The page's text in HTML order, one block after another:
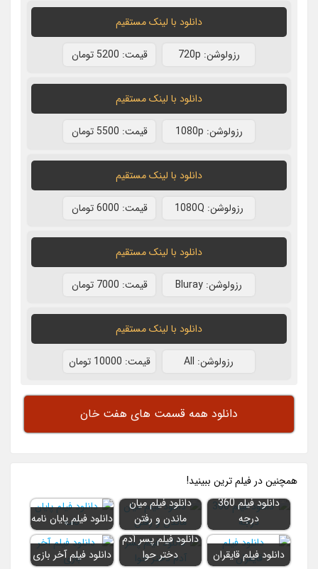
دانلود با لينک مستقيم
رزولوشن: 720p قيمت: 5200 تومان
دانلود با لينک مستقيم
رزولوشن: 1080p قيمت: 5500 تومان
دانلود با لينک مستقيم
رزولوشن: 1080Q قيمت: 6000 تومان
دانلود با لينک مستقيم
رزولوشن: Bluray قيمت: 7000 تومان
دانلود با لينک مستقيم
رزولوشن: All قيمت: 10000 تومان
دانلود همه قسمت های هفت خان
همچنين در فيلم ترين ببينيد!
دانلود فیلم 360
درجه
دانلود فیلم میان
ماندن و رفتن
دانلود فیلم پایان نامه
دانلود فیلم قایقران
دانلود فیلم پسر آدم
دختر حوا
دانلود فیلم آخر بازی